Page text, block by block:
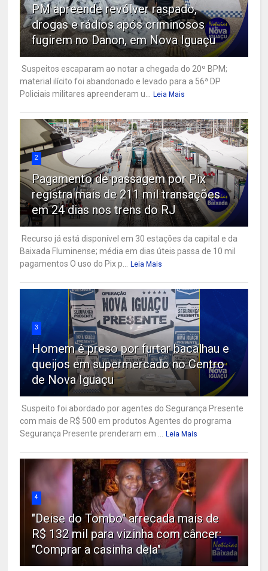
PM apreende revólver raspado,
drogas e rádios após criminosos
fugirem no Danon, em Nova Iguaçu
Suspeitos escaparam ao notar a chegada do 20º BPM;
material ilícito foi abandonado e levado para a 56ª DP
Policiais militares apreenderam u... Leia Mais
2
Pagamento de passagem por Pix
registra mais de 211 mil transações
em 24 dias nos trens do RJ
Recurso já está disponível em 30 estações da capital e da
Baixada Fluminense; média em dias úteis passa de 10 mil
pagamentos O uso do Pix p... Leia Mais
3
Homem é preso por furtar bacalhau e
queijos em supermercado no Centro
de Nova Iguaçu
Suspeito foi abordado por agentes do Segurança Presente
com mais de R$ 500 em produtos Agentes do programa
Segurança Presente prenderam em ... Leia Mais
4
"Deise do Tombo" arrecada mais de
R$ 132 mil para vizinha com câncer:
"Comprar a casinha dela"